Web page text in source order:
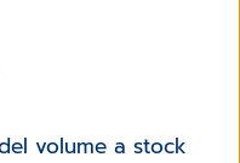
volume a stock